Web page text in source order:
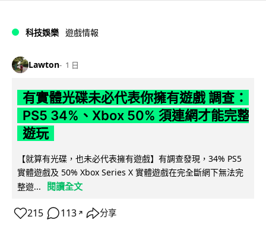
科技娛樂 遊戲情報
Lawton 1 日
有實體光碟未必代表你擁有遊戲 調查：
PS5 34%、Xbox 50% 須連網才能完整
遊玩
【就算有光碟，也未必代表擁有遊戲】有調查發現，34% PS5
實體遊戲及 50% Xbox Series X 實體遊戲在完全斷網下無法完
整遊...
閱讀全文
215 113 ↗ 分享